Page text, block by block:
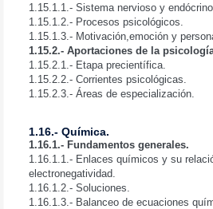
1.15.1.1.- Sistema nervioso y endócrino.
1.15.1.2.- Procesos psicológicos.
1.15.1.3.- Motivación,emoción y
1.15.2.- Aportaciones de la
1.15.2.1.- Etapa precientífica.
1.15.2.2.- Corrientes psicológicas.
1.15.2.3.- Áreas de especialización.
1.16.- Química.
1.16.1.- Fundamentos generales.
1.16.1.1.- Enlaces químicos y su
electronegatividad.
1.16.1.2.- Soluciones.
1.16.1.3.- Balanceo de ecuaciones